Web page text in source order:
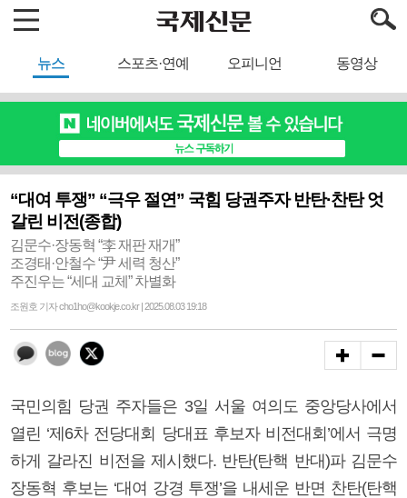
뉴스 스포츠·연예 오피니언 동영상
“대여 투쟁” “극우 절연” 국힘 당권주자 반탄·찬탄 엇
갈린 비전(종합)
김문수·장동혁 “李 재판 재개”
조경태·안철수 “尹 세력 청산”
주진우는 “세대 교체” 차별화
조원호 기자 cho1ho@kookje.co.kr | 2025.08.03 19:18
국민의힘 당권 주자들은 3일 서울 여의도 중앙당사에서
열린 ‘제6차 전당대회 당대표 후보자 비전대회’에서 극명
하게 갈라진 비전을 제시했다. 반탄(탄핵 반대)파 김문수
장동혁 후보는 ‘대여 강경 투쟁’을 내세운 반면 찬탄(탄핵